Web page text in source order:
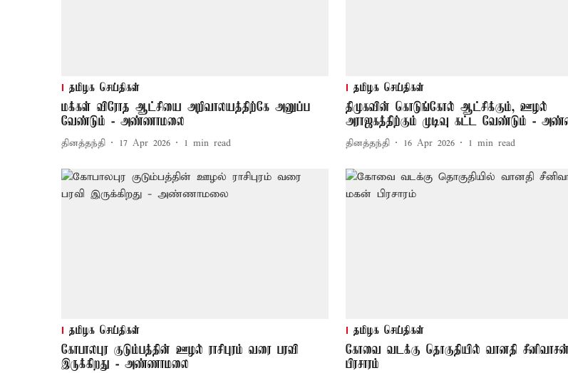
தமிழக செய்திகள்
மக்கள் விரோத ஆட்சியை அறிவாலயத்திற்கே அனுப்ப
வேண்டும் - அண்ணாமலை
தினத்தந்தி 17 Apr 2026 1 min read
தமிழக செய்திகள்
திமுகவின் கொடுங்கோல் ஆட்சிக்கும், ஊழல்
அராஜகத்திற்கும் முடிவு கட்ட வேண்டும் -
தினத்தந்தி 16 Apr 2026 1 min read
தமிழக செய்திகள்
கோபாலபுர குடும்பத்தின் ஊழல் ராசிபுரம் வரை பரவி
இருக்கிறது - அண்ணாமலை
தமிழக செய்திகள்
கோவை வடக்கு தொகுதியில் வானதி
பிரசாரம்